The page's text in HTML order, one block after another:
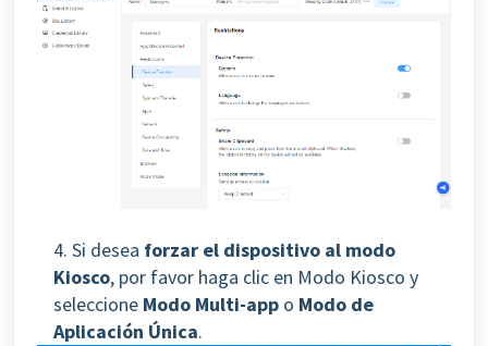
4. Si desea forzar el dispositivo al modo
Kiosco, por favor haga clic en Modo Kiosco y
seleccione Modo Multi-app o Modo de
Aplicación Única.